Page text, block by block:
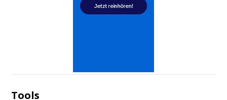
Tools